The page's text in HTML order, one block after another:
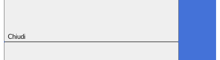
Chiudi